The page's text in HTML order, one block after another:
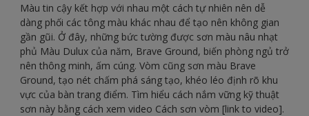
Màu tin cậy kết hợp với nhau một cách tự nhiên nên dễ
dàng phối các tông màu khác nhau để tạo nên không gian
gần gũi. Ở đây, những bức tường được sơn màu nâu nhạt
phủ Màu Dulux của năm, Brave Ground, biến phòng ngủ trở
nên thông minh, ấm cúng. Vòm cũng sơn màu Brave
Ground, tạo nét chấm phá sáng tạo, khéo léo định rõ khu
vực của bàn trang điểm. Tìm hiểu cách nắm vững kỹ thuật
sơn này bằng cách xem video Cách sơn vòm [link to video].